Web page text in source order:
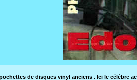
de disques vinyl anciens . Ici le célèbre